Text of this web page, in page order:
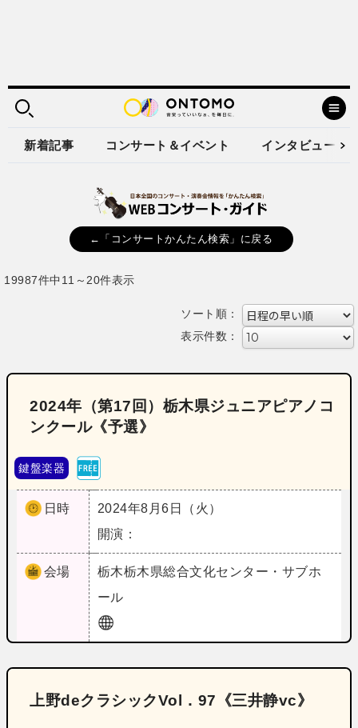
新着記事 コンサート＆イベント インタビュー
←「コンサートかんたん検索」に戻る
19987件中11～20件表示
ソート順：
表示件数：
2024年（第17回）栃木県ジュニアピアノコ
ンクール《予選》
鍵盤楽器
日時
2024年8月6日（火）
開演：
会場 栃木栃木県総合文化センター・サブホ
ール
上野deクラシックVol．97《三井静vc》